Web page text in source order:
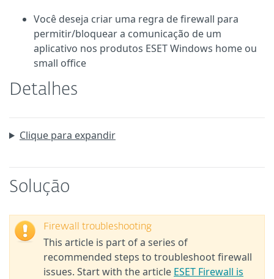
Você deseja criar uma regra de firewall para
permitir/bloquear a comunicação de um
aplicativo nos produtos ESET Windows home ou
small office
Detalhes
Clique para expandir
Solução
Firewall troubleshooting
This article is part of a series of
recommended steps to troubleshoot firewall
issues. Start with the article ESET Firewall is